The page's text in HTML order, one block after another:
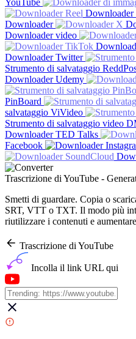
Downloader
Downloader
Downloader video
Downloader Twitter
Strumento di salvataggio
Downloader Udemy
PinBoard
salvataggio ViVideo
Strumento di salvataggio video
Downloader TED Talks
Facebook
Trascrizione di YouTube -
Smetti di guardare. Copia o
SRT, VTT o TXT. Il modo più
riutilizzare i contenuti e
Trascrizione di YouTube
Incolla il link URL qui